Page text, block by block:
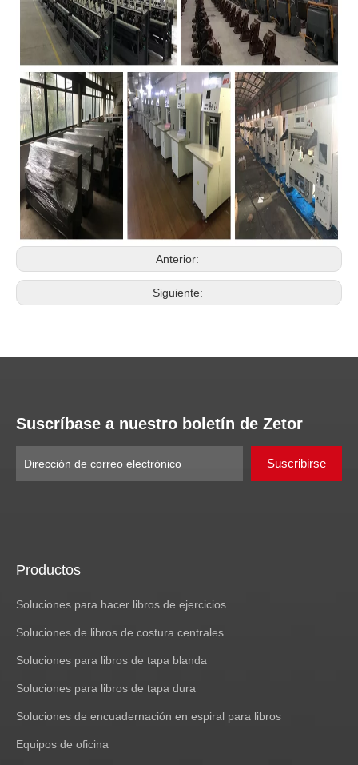
Anterior:
Siguiente:
Suscríbase a nuestro boletín de Zetor
Suscribirse
Productos
Soluciones para hacer libros de ejercicios
Soluciones de libros de costura centrales
Soluciones para libros de tapa blanda
Soluciones para libros de tapa dura
Soluciones de encuadernación en espiral para libros
Equipos de oficina